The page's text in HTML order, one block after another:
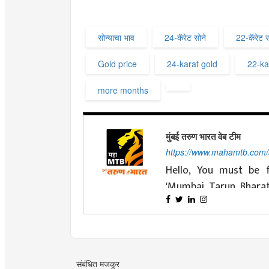
सोन्याचा भाव 24‑कॅरेट सोने 22‑कॅरेट
Gold price 24‑karat gold
more months
मुंबई तरुण भारत वेब टीम
https://
Hello, You must be
'Mumbai Tarun
nationalist ideals and
journey of four
and cooperation.
Changing with time
संबंधित मजकूर